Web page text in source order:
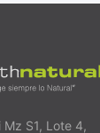
Mz S1, Lote 4,